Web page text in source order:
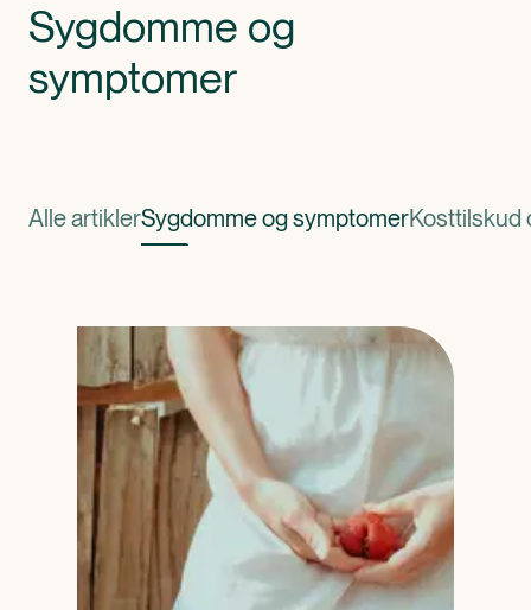
Sygdomme og
symptomer
Alle artiklerSygdomme og symptomerKosttilskud